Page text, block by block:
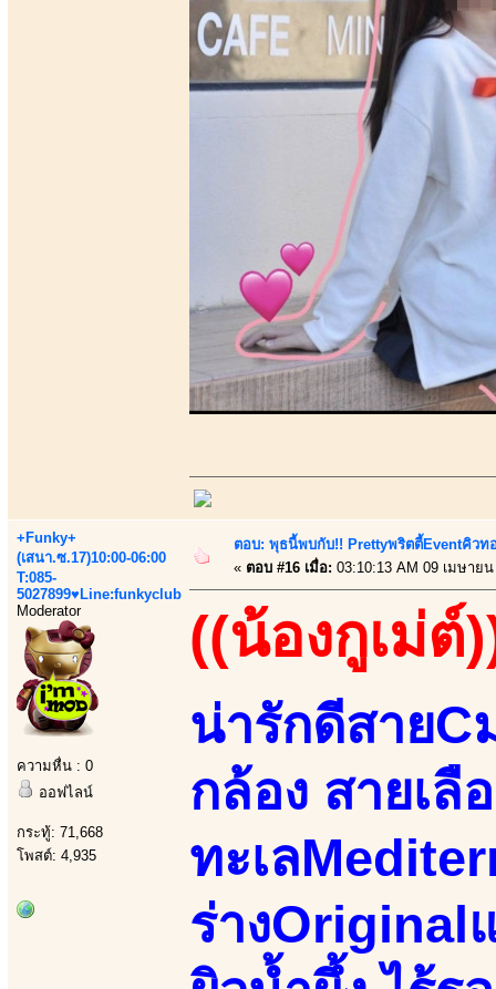
+Funky+
(เสนา.ซ.17)10:00-06:00
T:085-
5027899♥Line:funkyclub
Moderator
ความหื่น : 0
ออฟไลน์
กระทู้: 71,668
โพสต์: 4,935
ตอบ: พุธนี้พบกับ!! Prettyพริตตี้Eventคิวท
« ตอบ #16 เมื่อ: 03:10:13 AM 09 เมษาย
((น้องกูเม่ต์
น่ารักดีสาย
กล้อง สายเลื
ทะเล
ร่างOriginal